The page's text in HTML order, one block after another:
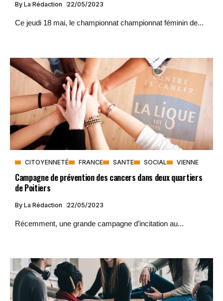
By La Rédaction 22/05/2023
Ce jeudi 18 mai, le championnat championnat féminin de...
CITOYENNETÉ FRANCE SANTE SOCIAL VIENNE
Campagne de prévention des cancers dans deux quartiers
de Poitiers
By La Rédaction 22/05/2023
Récemment, une grande campagne d’incitation au...